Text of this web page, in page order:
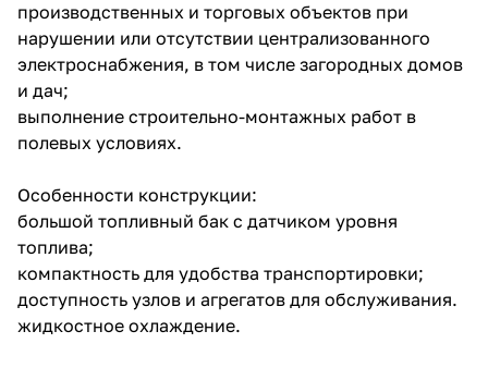
производственных и торговых объектов при
нарушении или отсутствии централизованного
электроснабжения, в том числе загородных домов
и дач;
выполнение строительно-монтажных работ в
полевых условиях.
Особенности конструкции:
большой топливный бак с датчиком уровня
топлива;
компактность для удобства транспортировки;
доступность узлов и агрегатов для обслуживания.
жидкостное охлаждение.
раз в 2 недели